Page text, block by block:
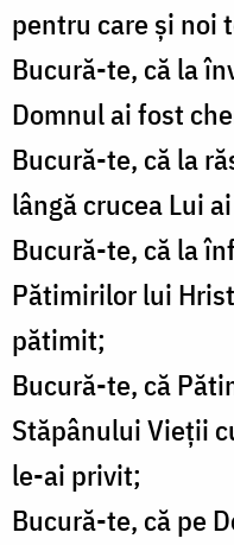
pentru care şi noi
Bucură-te, că la
Domnul ai fost
Bucură-te, că la
lângă crucea Lui
Bucură-te, că la
Pătimirilor lui
pătimit;
Bucură-te, că
Stăpânului Vieţii
le-ai privit;
Bucură-te, că pe